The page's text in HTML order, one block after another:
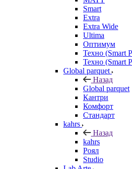
Smart
Extra
Extra Wide
Ultima
Оптимум
Техно (Smart
Техно (Smart
Global parquet
Назад
Global parquet
Кантри
Комфорт
Стандарт
kahrs
Назад
kahrs
Роял
Studio